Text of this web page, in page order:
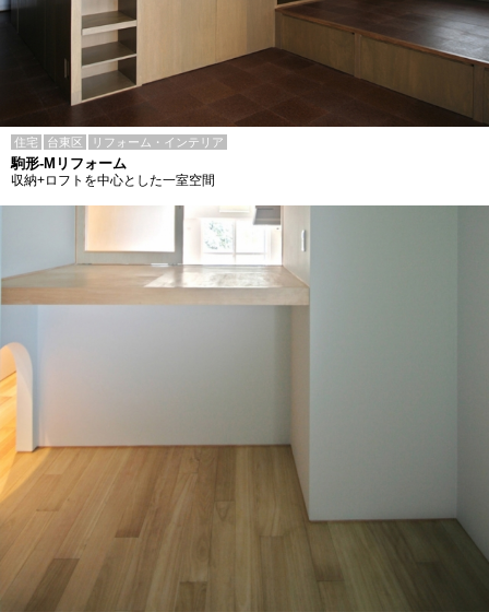
住宅 台東区 リフォーム・インテリア
駒形-Mリフォーム
収納+ロフトを中心とした一室空間